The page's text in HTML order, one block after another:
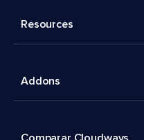
Resources
Addons